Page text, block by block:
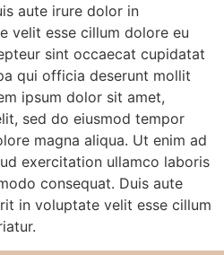
aute irure dolor in
velit esse cillum dolore eu
sint occaecat cupidatat
qui officia deserunt mollit
ipsum dolor sit amet,
sed do eiusmod tempor
magna aliqua. Ut enim ad
exercitation ullamco laboris
consequat. Duis aute
in voluptate velit esse cillum